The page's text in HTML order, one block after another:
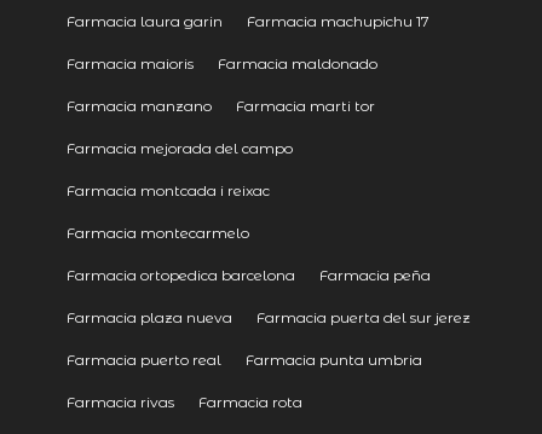
Farmacia laura garin Farmacia machupichu 17
Farmacia maioris Farmacia maldonado
Farmacia manzano Farmacia marti tor
Farmacia mejorada del campo
Farmacia montcada i reixac
Farmacia montecarmelo
Farmacia ortopedica barcelona Farmacia peña
Farmacia plaza nueva Farmacia puerta del sur jerez
Farmacia puerto real Farmacia punta umbria
Farmacia rivas Farmacia rota